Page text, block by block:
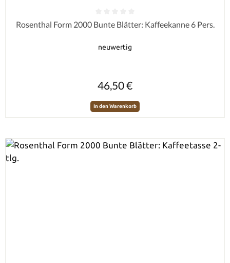
Durchschnittliche Bewertung von 0 von 5 Sternen
Rosenthal Form 2000 Bunte Blätter: Kaffeekanne 6 Pers.
neuwertig
46,50 €
In den Warenkorb